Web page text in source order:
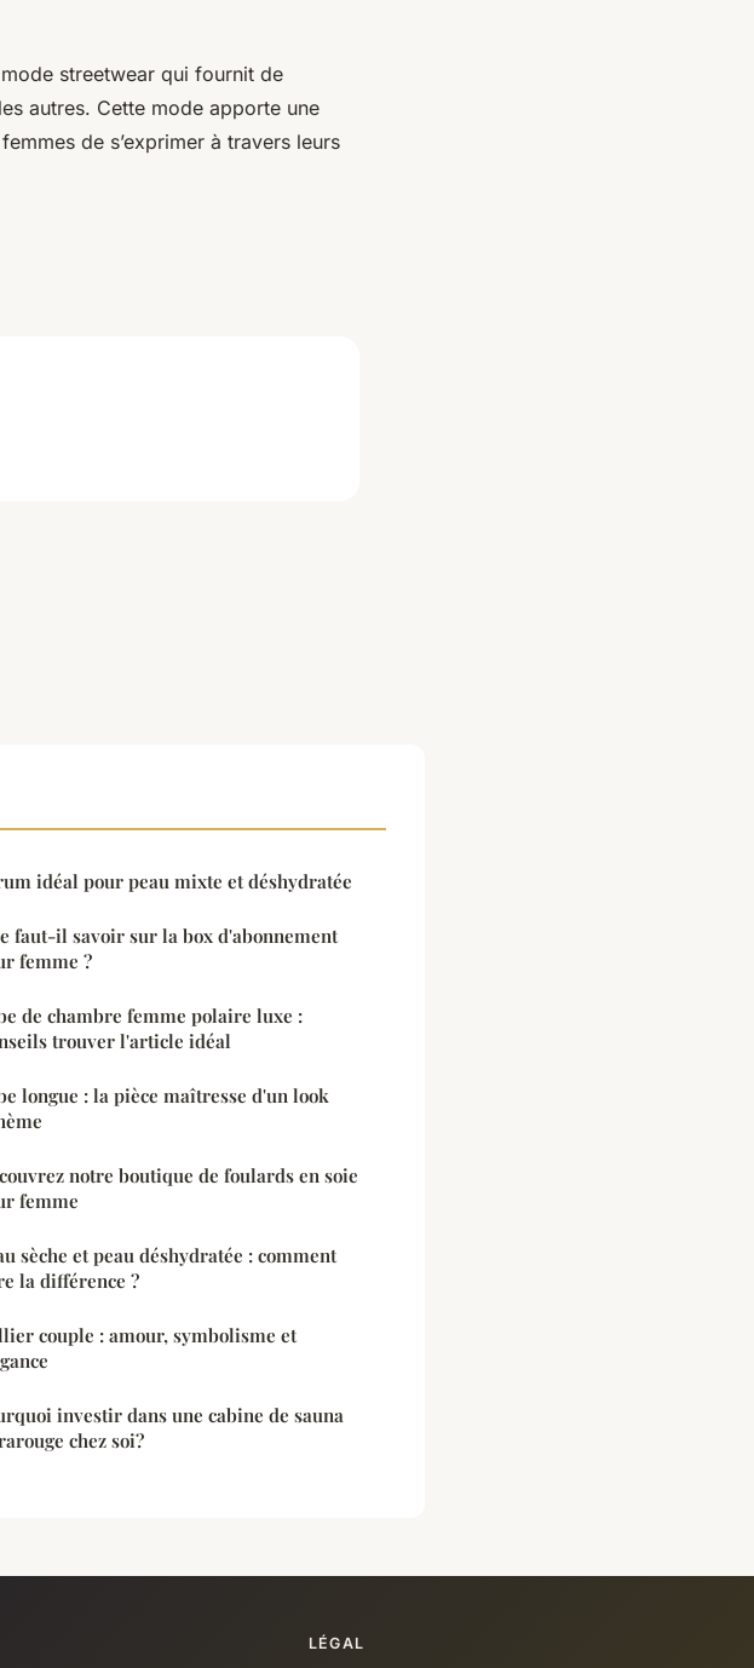
streetwear qui fournit de
autres. Cette mode apporte une
de s’exprimer à travers leurs
idéal pour peau mixte et déshydratée
faut-il savoir sur la box d'abonnement
femme ?
de chambre femme polaire luxe :
trouver l'article idéal
longue : la pièce maîtresse d'un look
notre boutique de foulards en soie
femme
sèche et peau déshydratée : comment
la différence ?
couple : amour, symbolisme et
investir dans une cabine de sauna
chez soi?
LÉGAL